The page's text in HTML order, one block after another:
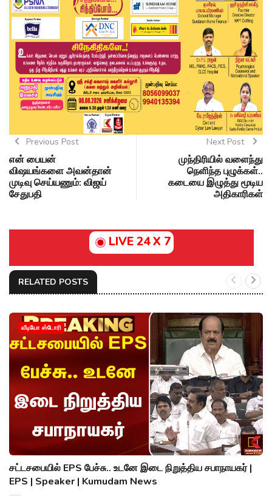
Previous Post
என் பையன்
விஷயங்களை அவன்தான்
முடிவு செய்யணும்: விஜய்
சேதுபதி
Next Post
முந்திரியில் வளைந்து
நெளிந்த புழுக்கள்..
கடையை இழுத்து மூடிய
அதிகாரிகள்
LIVE 24 X 7
RELATED POSTS
வீடியோ ஸ்டோரி
சட்டசபையில் EPS பேச்சு.. உடனே இடை நிறுத்திய சபாநாயகர் |
EPS | Speaker | Kumudam News